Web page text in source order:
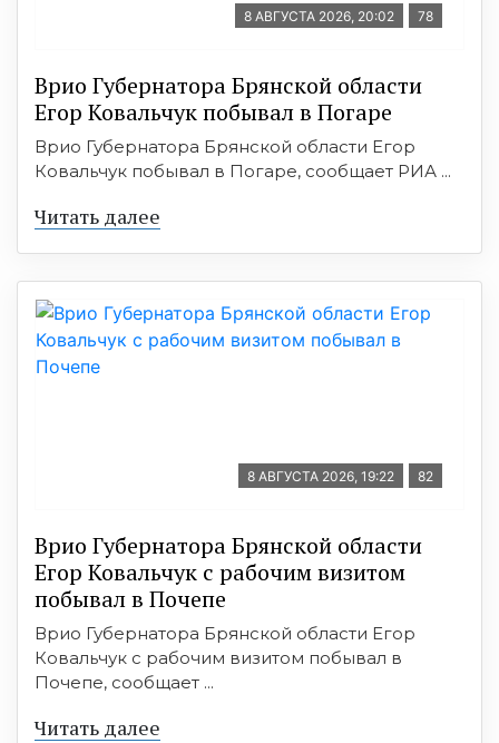
8 АВГУСТА 2026, 20:02 78
Врио Губернатора Брянской области
Егор Ковальчук побывал в Погаре
Врио Губернатора Брянской области Егор
Ковальчук побывал в Погаре, сообщает РИА ...
Читать далее
8 АВГУСТА 2026, 19:22 82
Врио Губернатора Брянской области
Егор Ковальчук с рабочим визитом
побывал в Почепе
Врио Губернатора Брянской области Егор
Ковальчук с рабочим визитом побывал в
Почепе, сообщает ...
Читать далее